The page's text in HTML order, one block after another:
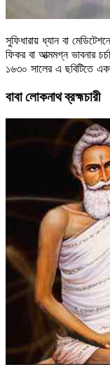
সুফিধারায় ধ্যান বা
ফিকর বা আত্মমগ্ন ভাবনার
১৬৩০ সালের এ ছবিটিতে
বাবা লোকনাথ ব্রহ্মচারী